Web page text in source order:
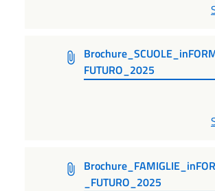
FUTURO_2025
_FUTURO_2025